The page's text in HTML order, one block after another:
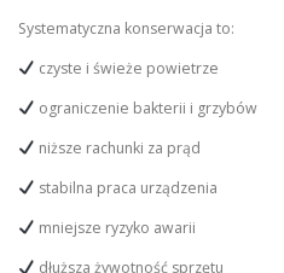
Systematyczna konserwacja to:
czyste i świeże powietrze
ograniczenie bakterii i grzybów
niższe rachunki za prąd
stabilna praca urządzenia
mniejsze ryzyko awarii
dłuższa żywotność sprzętu